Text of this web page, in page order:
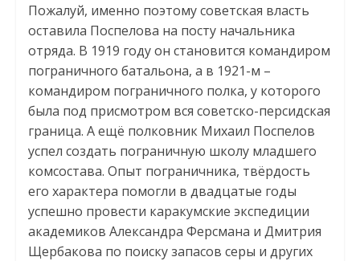
Пожалуй, именно поэтому советская власть
оставила Поспелова на посту начальника
отряда. В 1919 году он становится командиром
пограничного батальона, а в 1921-м –
командиром пограничного полка, у которого
была под присмотром вся советско-персидская
граница. А ещё полковник Михаил Поспелов
успел создать пограничную школу младшего
комсостава. Опыт пограничника, твёрдость
его характера помогли в двадцатые годы
успешно провести каракумские экспедиции
академиков Александра Ферсмана и Дмитрия
Щербакова по поиску запасов серы и других